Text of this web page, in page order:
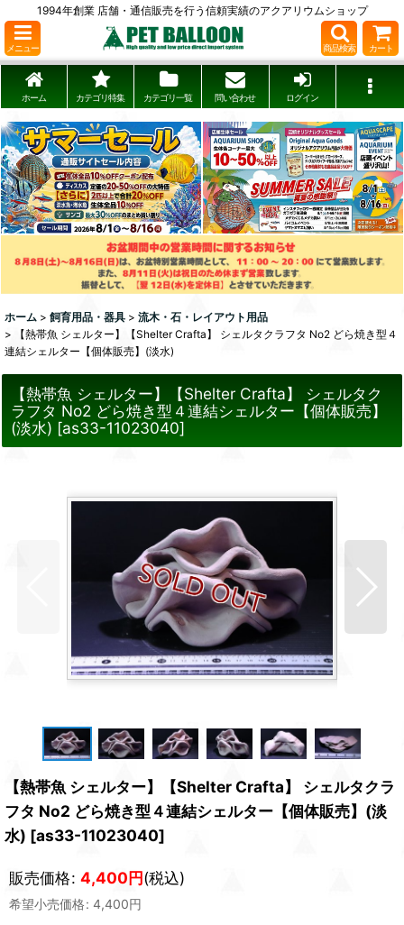
1994年創業 店舗・通信販売を行う信頼実績のアクアリウムショップ
メニュー 商品検索 カート
ホーム カテゴリ特集 カテゴリ一覧 問い合わせ ログイン
ホーム > 飼育用品・器具 > 流木・石・レイアウト用品
>
【熱帯魚 シェルター】【Shelter Crafta】 シェルタクラフタ No2 どら焼き型４
連結シェルター【個体販売】(淡水)
【熱帯魚 シェルター】【Shelter Crafta】 シェルタク
ラフタ No2 どら焼き型４連結シェルター【個体販売】
(淡水) [as33-11023040]
【熱帯魚 シェルター】【Shelter Crafta】 シェルタクラ
フタ No2 どら焼き型４連結シェルター【個体販売】(淡
水) [as33-11023040]
販売価格: 4,400円(税込)
希望小売価格: 4,400円